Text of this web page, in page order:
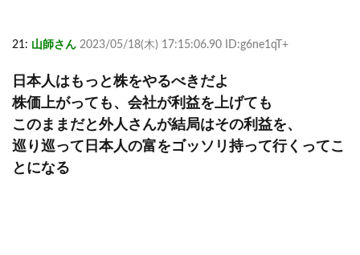
21: 山師さん 2023/05/18(木) 17:15:06.90 ID:g6ne1qT+
日本人はもっと株をやるべきだよ
株価上がっても、会社が利益を上げても
このままだと外人さんが結局はその利益を、
巡り巡って日本人の富をゴッソリ持って行くってこ
とになる